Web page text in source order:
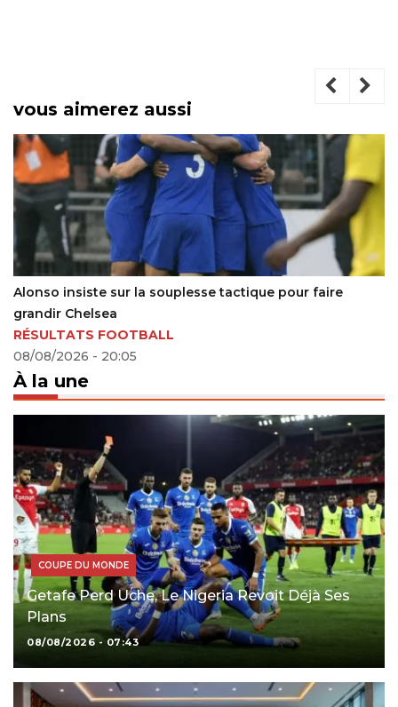
vous aimerez aussi
Alonso insiste sur la souplesse tactique pour faire
grandir Chelsea
RÉSULTATS FOOTBALL
08/08/2026 - 20:05
À la une
COUPE DU MONDE
Getafe Perd Uche, Le Nigeria Revoit Déjà Ses
Plans
08/08/2026 - 07:43